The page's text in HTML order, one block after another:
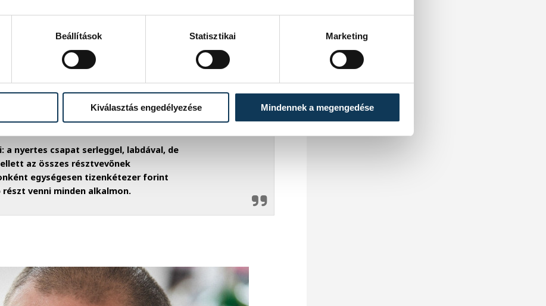
Beállítások Statisztikai Marketing
Kiválasztás engedélyezése Mindennek a megengedése
volt, hogy az igazolt alakulatok mellett
a nyár folyamán. Megtudhattuk, négy
júliusban is úgy, hogy közben junior és
az egyenlő viszonyokért.
nyertes csapat serleggel, labdával, de
az összes résztvevőnek
egységesen tizenkétezer forint
venni minden alkalmon.